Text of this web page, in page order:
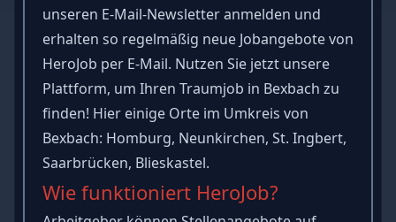
unseren E-Mail-Newsletter anmelden und
erhalten so regelmäßig neue Jobangebote von
HeroJob per E-Mail. Nutzen Sie jetzt unsere
Plattform, um Ihren Traumjob in Bexbach zu
finden! Hier einige Orte im Umkreis von
Bexbach: Homburg, Neunkirchen, St. Ingbert,
Saarbrücken, Blieskastel.
Wie funktioniert HeroJob?